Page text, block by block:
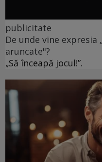
publicitate
De unde vine expresia
aruncate"?
„Să înceapă jocul!”.